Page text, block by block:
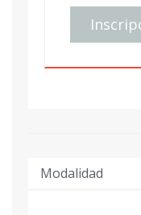
Modalidad